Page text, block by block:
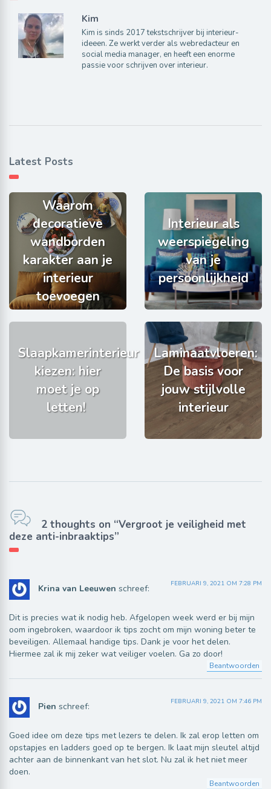
Kim
Kim is sinds 2017 tekstschrijver bij interieur-
ideeen. Ze werkt verder als webredacteur en
social media manager, en heeft een enorme
passie voor schrijven over interieur.
Latest Posts
Waarom
decoratieve
wandborden
karakter aan je
interieur
toevoegen
Interieur als
weerspiegeling
van je
persoonlijkheid
Slaapkamerinterieur
kiezen: hier
moet je op
letten!
Laminaatvloeren:
De basis voor
jouw stijlvolle
interieur
2 thoughts on “Vergroot je veiligheid met
deze anti-inbraaktips”
Krina van Leeuwen schreef: FEBRUARI 9, 2021 OM 7:28 PM
Dit is precies wat ik nodig heb. Afgelopen week werd er bij mijn
oom ingebroken, waardoor ik tips zocht om mijn woning beter te
beveiligen. Allemaal handige tips. Dank je voor het delen.
Hiermee zal ik mij zeker wat veiliger voelen. Ga zo door!
Beantwoorden
Pien schreef: FEBRUARI 9, 2021 OM 7:46 PM
Goed idee om deze tips met lezers te delen. Ik zal erop letten om
opstapjes en ladders goed op te bergen. Ik laat mijn sleutel altijd
achter aan de binnenkant van het slot. Nu zal ik het niet meer
doen.
Beantwoorden